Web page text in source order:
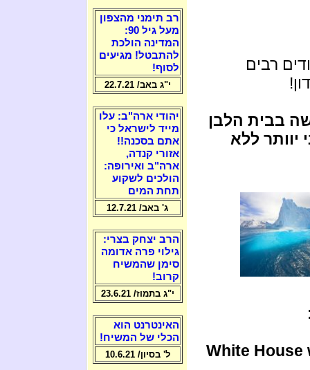
רבים
בבית הלבן
יוותר ללא
White House
רב תימני מהצפון
מעל גיל 90:
המדינה הולכת
להתבטל! מגיעים
לסוף!
י"ג באב/ 22.7.21
יהודי ארה"ב: עלו
מייד לישראל כי
אתם בסכנה!!
אזורי קנדה,
ארה"ב ואירופה:
הולכים לשקוע
תחת המים
ג' באב/ 12.7.21
הרב יצחק בצרי:
גילוי פרה אדומה
סימן שהמשיח
קרוב!
י"ג בתמוז/ 23.6.21
האינטרנט הוא
הכלי של המשיח!
ל' בסיון/ 10.6.21